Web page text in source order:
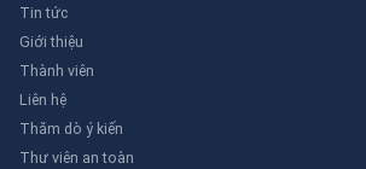
Tin tức
Giới thiệu
Thành viên
Liên hệ
Thăm dò ý kiến
Thư viên an toàn